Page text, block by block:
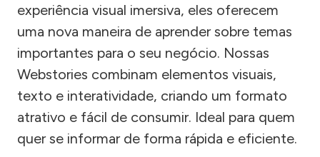
experiência visual imersiva, eles oferecem
uma nova maneira de aprender sobre temas
importantes para o seu negócio. Nossas
Webstories combinam elementos visuais,
texto e interatividade, criando um formato
atrativo e fácil de consumir. Ideal para quem
quer se informar de forma rápida e eficiente.